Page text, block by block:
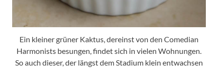
Ein kleiner grüner Kaktus, dereinst von den Comedian
Harmonists besungen, findet sich in vielen Wohnungen.
So auch dieser, der längst dem Stadium klein entwachsen